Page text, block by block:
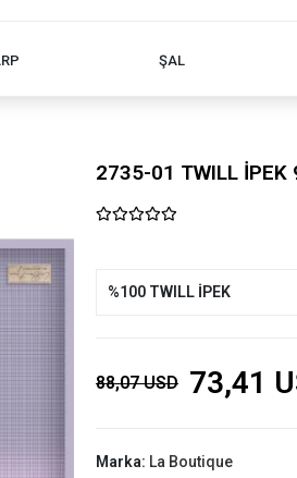
ŞAL
2735-01 TWILL İPEK
%100 TWILL İPEK
88,07 USD 73,41
Marka: La Boutique